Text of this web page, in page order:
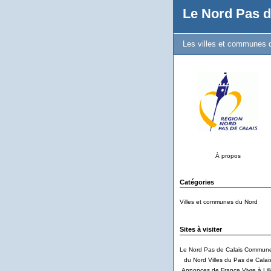
Le Nord Pas
Les villes et communes
À propos
Catégories
Villes et communes du Nord
Sites à visiter
Le Nord Pas de Calais
du Nord Villes du Pas de